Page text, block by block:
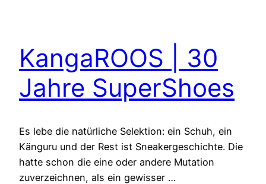
KangaROOS | 30
Jahre SuperShoes
Es lebe die natürliche Selektion: ein Schuh, ein
Känguru und der Rest ist Sneakergeschichte. Die
hatte schon die eine oder andere Mutation
zuverzeichnen, als ein gewisser …